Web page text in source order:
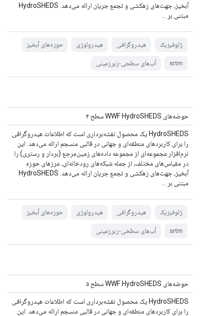
آبخیز، جهت‌های زهکشی و تجمع جریان ارائه می‌دهد. HydroSHEDS
مبتنی بر ...
ژئوفیزیک هیدروگرافی هیدرولوژی حوزه‌های آبخیز
srtm آب‌های سطحی-زیرزمینی
حوضه‌های WWF HydroSHEDS سطح ۴
HydroSHEDS یک محصول نقشه‌برداری است که اطلاعات هیدروگرافی
را برای کاربردهای منطقه‌ای و جهانی در قالبی منسجم ارائه می‌دهد. این
نرم‌افزار مجموعه‌ای از مجموعه داده‌های زمین‌مرجع (بردار و رستری) را
در مقیاس‌های مختلف، از جمله شبکه‌های رودخانه‌ای، مرزهای حوزه
آبخیز، جهت‌های زهکشی و تجمع جریان ارائه می‌دهد. HydroSHEDS
مبتنی بر ...
ژئوفیزیک هیدروگرافی هیدرولوژی حوزه‌های آبخیز
srtm آب‌های سطحی-زیرزمینی
حوضه‌های WWF HydroSHEDS سطح ۵
HydroSHEDS یک محصول نقشه‌برداری است که اطلاعات هیدروگرافی
را برای کاربردهای منطقه‌ای و جهانی در قالبی منسجم ارائه می‌دهد. این